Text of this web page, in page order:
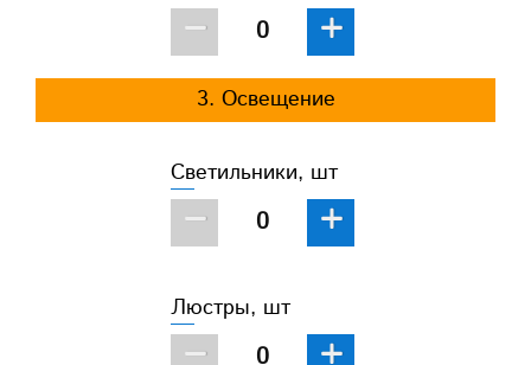
− +
3. Освещение
Светильники, шт
− +
Люстры, шт